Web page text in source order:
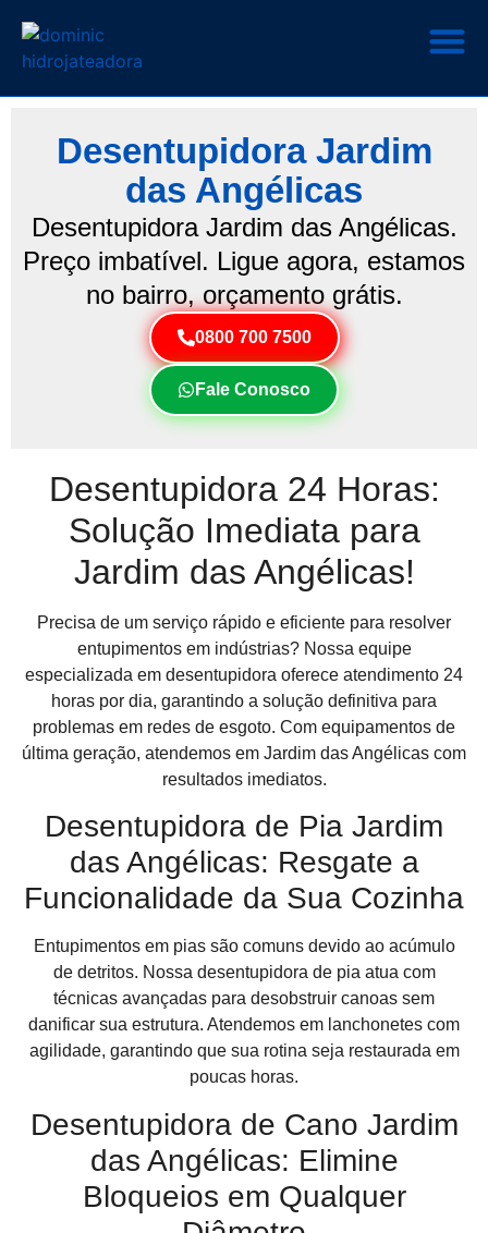
Desentupidora Jardim
das Angélicas
Desentupidora Jardim das Angélicas.
Preço imbatível. Ligue agora, estamos
no bairro, orçamento grátis.
0800 700 7500
Fale Conosco
Desentupidora 24 Horas:
Solução Imediata para
Jardim das Angélicas!
Precisa de um serviço rápido e eficiente para resolver
entupimentos em indústrias? Nossa equipe
especializada em desentupidora oferece atendimento 24
horas por dia, garantindo a solução definitiva para
problemas em redes de esgoto. Com equipamentos de
última geração, atendemos em Jardim das Angélicas com
resultados imediatos.
Desentupidora de Pia Jardim
das Angélicas: Resgate a
Funcionalidade da Sua Cozinha
Entupimentos em pias são comuns devido ao acúmulo
de detritos. Nossa desentupidora de pia atua com
técnicas avançadas para desobstruir canoas sem
danificar sua estrutura. Atendemos em lanchonetes com
agilidade, garantindo que sua rotina seja restaurada em
poucas horas.
Desentupidora de Cano Jardim
das Angélicas: Elimine
Bloqueios em Qualquer